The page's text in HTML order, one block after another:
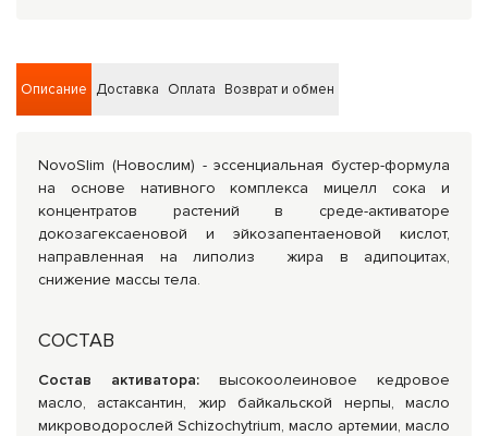
Описание Доставка Оплата Возврат и обмен
NovoSlim (Новослим) - эссенциальная бустер-формула
на основе нативного комплекса мицелл сока и
концентратов растений в среде-активаторе
докозагексаеновой и эйкозапентаеновой кислот,
направленная на липолиз жира в адипоцитах,
снижение массы тела.
СОСТАВ
Состав активатора: высокоолеиновое кедровое
масло, астаксантин, жир байкальской нерпы, масло
микроводорослей Schizochytrium, масло артемии, масло